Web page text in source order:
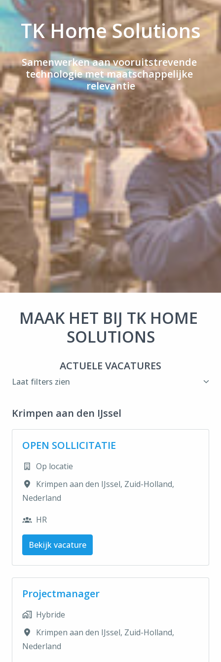
TK Home Solutions
Samenwerken aan vooruitstrevende
technologie met maatschappelijke
relevantie
MAAK HET BIJ TK HOME
SOLUTIONS
ACTUELE VACATURES
Laat filters zien
Krimpen aan den IJssel
OPEN SOLLICITATIE
Op locatie
Krimpen aan den IJssel, Zuid-Holland,
Nederland
HR
Bekijk vacature
Projectmanager
Hybride
Krimpen aan den IJssel, Zuid-Holland,
Nederland